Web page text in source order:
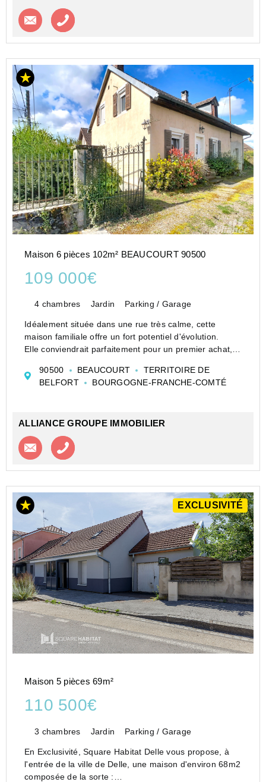
Contacter l'agence
Maison 6 pièces 102m² BEAUCOURT 90500
109 000€
4 chambres Jardin Parking / Garage
Idéalement située dans une rue très calme, cette
maison familiale offre un fort potentiel d'évolution.
Elle conviendrait parfaitement pour un premier achat,
deux logements).
Construction en pie...
90500 BEAUCOURT
TERRITOIRE DE
BELFORT
BOURGOGNE-FRANCHE-COMTÉ
ALLIANCE GROUPE IMMOBILIER
Contacter l'agence
EXCLUSIVITÉ
Maison 5 pièces 69m²
110 500€
3 chambres Jardin Parking / Garage
En Exclusivité, Square Habitat Delle vous propose, à
l'entrée de la ville de Delle, une maison d'environ 68m2
composée de la sorte :